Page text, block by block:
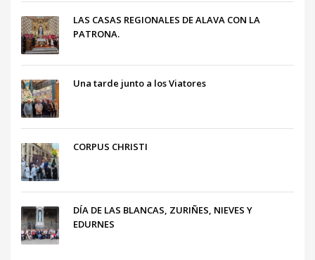
LAS CASAS REGIONALES DE ALAVA CON LA
PATRONA.
Una tarde junto a los Viatores
CORPUS CHRISTI
DÍA DE LAS BLANCAS, ZURIÑES, NIEVES Y
EDURNES